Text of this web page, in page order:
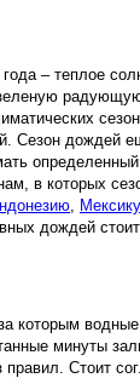
– теплое
Сезон дождей
в которых
,
дождей
которым водные
минуты
Стоит